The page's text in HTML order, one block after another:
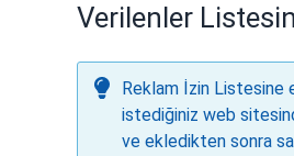
Verilenler
Reklam İzin Listesine
istediğiniz web
ve ekledikten sonra